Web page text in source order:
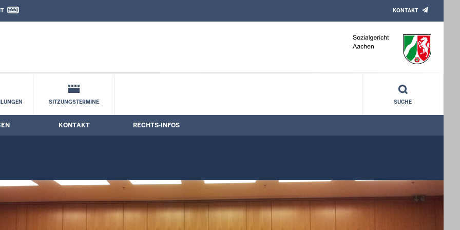
Kontaktformular
KONTAKT
SITZUNGSTERMINE SUCHE
KONTAKT RECHTS-INFOS